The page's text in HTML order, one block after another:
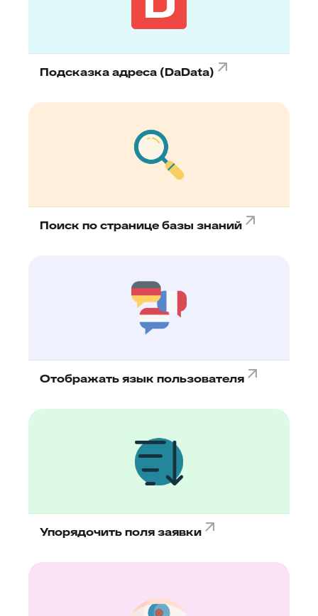
Подсказка адреса (DaData)
Поиск по странице базы знаний
Отображать язык пользователя
Упорядочить поля заявки